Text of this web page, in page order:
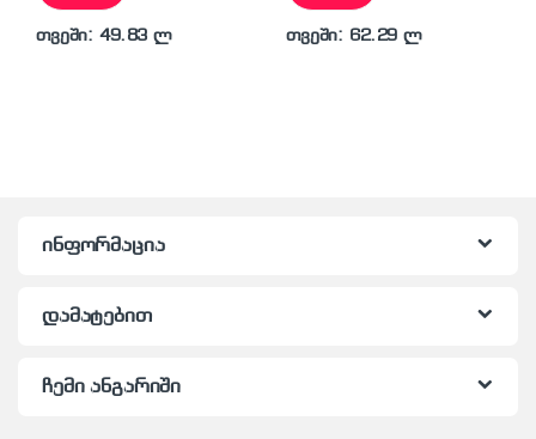
თვეში: 49.83 ლ თვეში: 62.29 ლ
ინფორმაცია
დამატებით
ჩემი ანგარიში